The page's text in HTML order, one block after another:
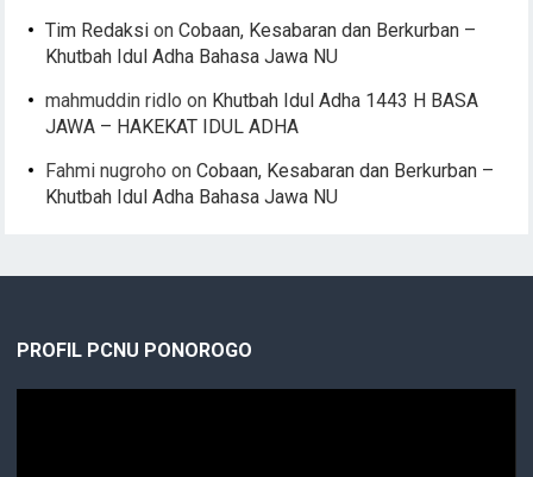
Tim Redaksi onCobaan, Kesabaran dan Berkurban –
Khutbah Idul Adha Bahasa Jawa NU
mahmuddin ridlo on Khutbah Idul Adha 1443 H BASA
JAWA – HAKEKAT IDUL ADHA
Fahmi nugroho onCobaan, Kesabaran dan Berkurban –
Khutbah Idul Adha Bahasa Jawa NU
PROFIL PCNU PONOROGO